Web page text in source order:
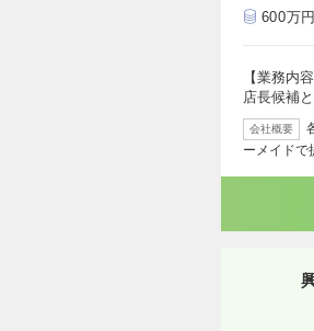
600万
【業務内
店長候補
会社概要
ーメイドで